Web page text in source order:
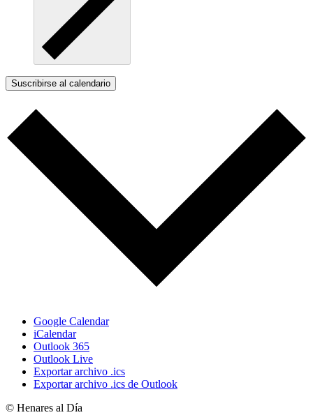
Suscribirse al calendario
Google Calendar
iCalendar
Outlook 365
Outlook Live
Exportar archivo .ics
Exportar archivo .ics de Outlook
© Henares al Día